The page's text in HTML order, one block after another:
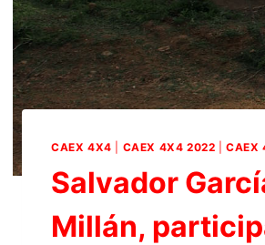
CAEX 4X4 CAEX 4X4 2022 |CAEX
Salvador
Millán,